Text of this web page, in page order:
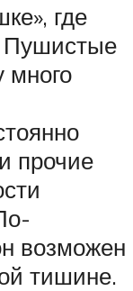
где
Пушистые
много
прочие
возможен
тишине.